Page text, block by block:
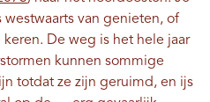
westwaarts van genieten, of
De weg is het hele jaar
kunnen sommige
totdat ze zijn geruimd, en ijs